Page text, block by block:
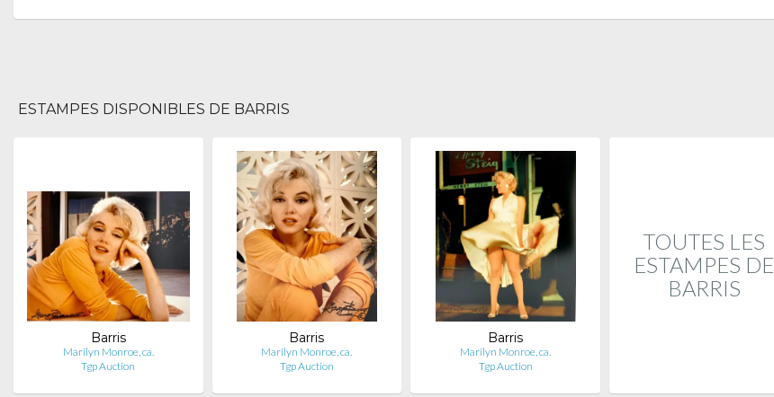
ESTAMPES DISPONIBLES DE BARRIS
Barris
Marilyn Monroe, ca.
Tgp Auction
Barris
Marilyn Monroe, ca.
Tgp Auction
Barris
Marilyn Monroe, ca.
Tgp Auction
TOUTES LES
ESTAMPES DE
BARRIS